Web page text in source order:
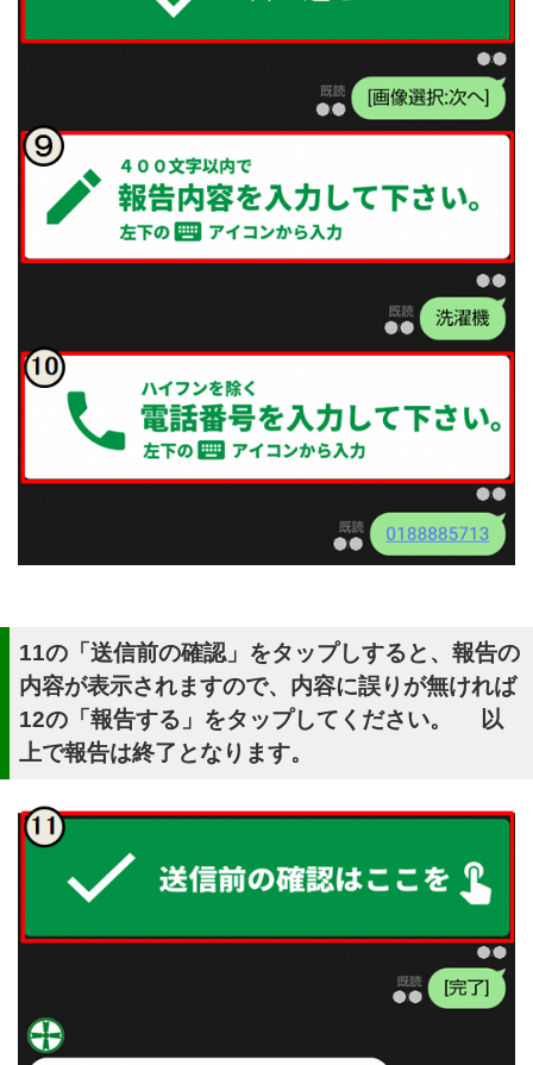
11の「送信前の確認」をタップしすると、報告の
内容が表示されますので、内容に誤りが無ければ
12の「報告する」をタップしてください。 以
上で報告は終了となります。